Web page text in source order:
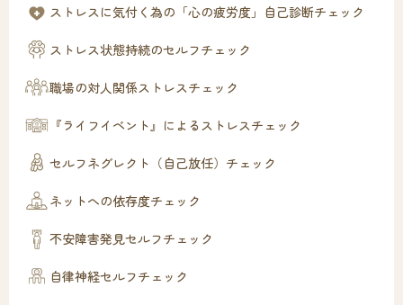
ストレスに気付く為の「心の疲労度」自己診断チェック
ストレス状態持続のセルフチェック
職場の対人関係ストレスチェック
『ライフイベント』によるストレスチェック
セルフネグレクト（自己放任）チェック
ネットへの依存度チェック
不安障害発見セルフチェック
自律神経セルフチェック